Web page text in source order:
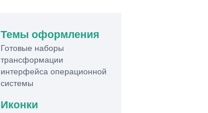
Темы оформления
Готовые наборы
трансформации
интерфейса операционной
системы
Иконки